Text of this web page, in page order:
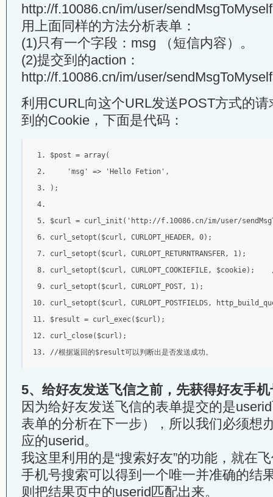
http://f.10086.cn/im/user/
用上面同样的方法分析表单：
(1)只有一个字段：msg （短信内容）。
(2)提交到的action：
http://f.10086.cn/im/user/
利用CURL向这个URL发送POST方式的
到的Cookie，下面是代码：
$post = array(
'msg'
=> 'Hello Fetion' ,
);
$curl = curl_init ( 'http://f.10086.cn/im/user/
curl_setopt ( $curl , CURLOPT_HEADER, 0);
curl_setopt ( $curl , CURLOPT_RETURNTRANSFER, 1);
curl_setopt ( $curl , CURLOPT_COOKIEFILE, $cookie);
curl_setopt ( $curl , CURLOPT_POST, 1);
curl_setopt ( $curl , CURLOPT_POSTFIELDS,
$result = curl_exec( $curl );
curl_close( $curl );
//根据返回的$result可以判断出是否发送成功。
5、给好友发送飞信之前，先获得好友手
因为给好友发送飞信的表单提交的是
表单的分析在下一步），所以我们必须想
应的userid。
我这里利用的是“搜索好友”的功能，就在
手机号搜索可以得到一个唯一并准确的结
则把结果页中的userid匹配出来。